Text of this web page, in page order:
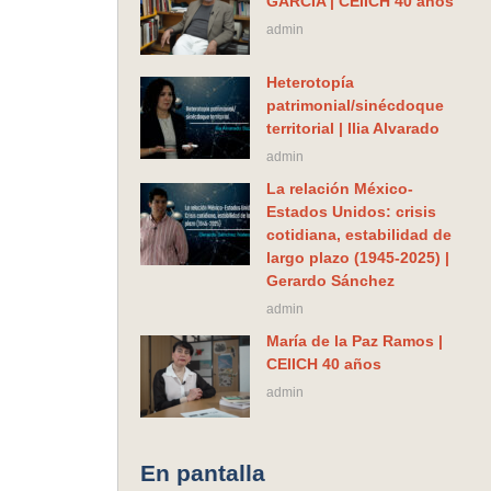
admin
Heterotopía
patrimonial/sinécdoque
territorial | Ilia Alvarado
admin
La relación México-
Estados Unidos: crisis
cotidiana, estabilidad de
largo plazo (1945-2025) |
Gerardo Sánchez
admin
María de la Paz Ramos |
CEIICH 40 años
admin
En pantalla